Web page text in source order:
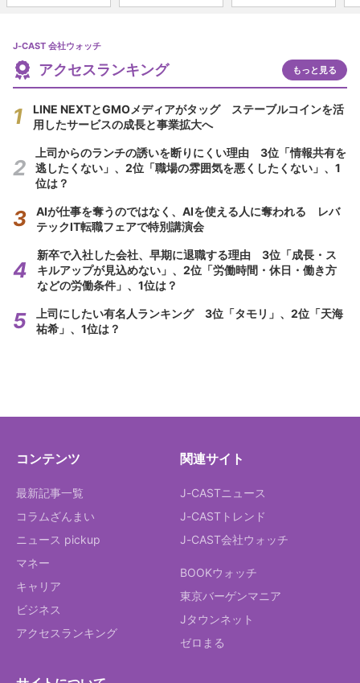
J-CAST 会社ウォッチ
アクセスランキング もっと見る
LINE NEXTとGMOメディアがタッグ ステーブルコインを活
用したサービスの成長と事業拡大へ
上司からのランチの誘いを断りにくい理由 3位「情報共有を
逃したくない」、2位「職場の雰囲気を悪くしたくない」、1
位は？
AIが仕事を奪うのではなく、AIを使える人に奪われる レバ
テックIT転職フェアで特別講演会
新卒で入社した会社、早期に退職する理由 3位「成長・ス
キルアップが見込めない」、2位「労働時間・休日・働き方
などの労働条件」、1位は？
上司にしたい有名人ランキング 3位「タモリ」、2位「天海
祐希」、1位は？
コンテンツ
最新記事一覧
コラムざんまい
ニュース pickup
マネー
キャリア
ビジネス
アクセスランキング
関連サイト
J-CASTニュース
J-CASTトレンド
J-CAST会社ウォッチ
BOOKウォッチ
東京バーゲンマニア
Jタウンネット
ゼロまる